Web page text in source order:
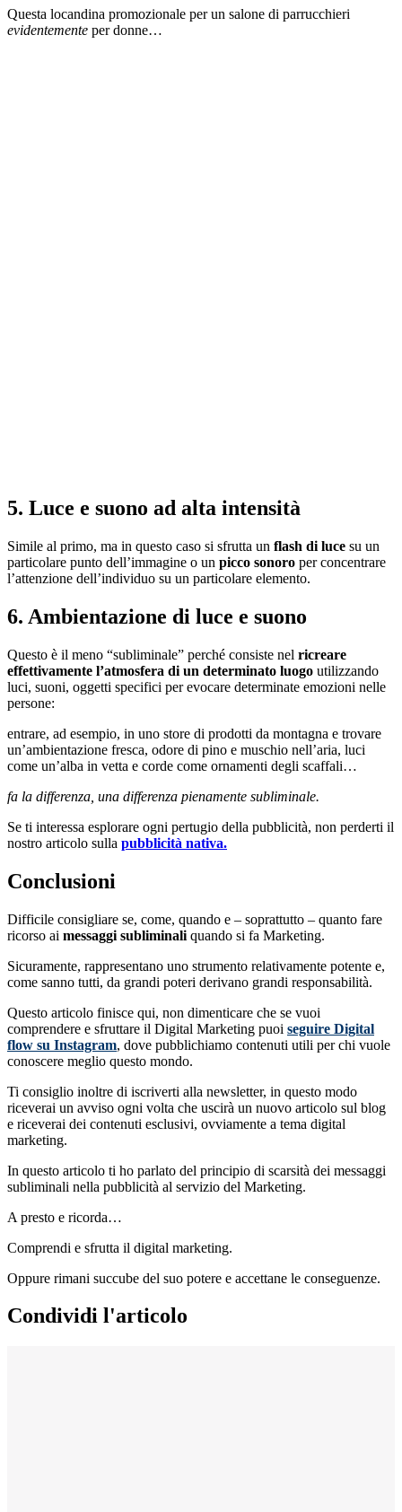
Questa locandina promozionale per un salone di parrucchieri
evidentemente per donne…
5. Luce e suono ad alta intensità
Simile al primo, ma in questo caso si sfrutta un flash di luce su un
particolare punto dell’immagine o un picco sonoro per concentrare
l’attenzione dell’individuo su un particolare elemento.
6. Ambientazione di luce e suono
Questo è il meno “subliminale” perché consiste nel ricreare
effettivamente l’atmosfera di un determinato luogo utilizzando
luci, suoni, oggetti specifici per evocare determinate emozioni nelle
persone:
entrare, ad esempio, in uno store di prodotti da montagna e trovare
un’ambientazione fresca, odore di pino e muschio nell’aria, luci
come un’alba in vetta e corde come ornamenti degli scaffali…
fa la differenza, una differenza pienamente subliminale.
Se ti interessa esplorare ogni pertugio della pubblicità, non perderti il
nostro articolo sulla pubblicità nativa.
Conclusioni
Difficile consigliare se, come, quando e – soprattutto – quanto fare
ricorso ai messaggi subliminali quando si fa Marketing.
Sicuramente, rappresentano uno strumento relativamente potente e,
come sanno tutti, da grandi poteri derivano grandi responsabilità.
Questo articolo finisce qui, non dimenticare che se vuoi
comprendere e sfruttare il Digital Marketing puoi seguire Digital
flow su Instagram, dove pubblichiamo contenuti utili per chi vuole
conoscere meglio questo mondo.
Ti consiglio inoltre di iscriverti alla newsletter, in questo modo
riceverai un avviso ogni volta che uscirà un nuovo articolo sul blog
e riceverai dei contenuti esclusivi, ovviamente a tema digital
marketing.
In questo articolo ti ho parlato del principio di scarsità dei messaggi
subliminali nella pubblicità al servizio del Marketing.
A presto e ricorda…
Comprendi e sfrutta il digital marketing.
Oppure rimani succube del suo potere e accettane le conseguenze.
Condividi l'articolo